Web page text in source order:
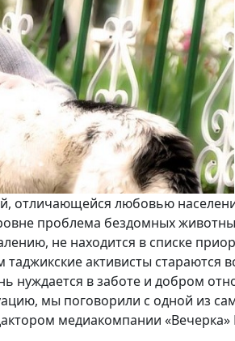
отличающейся любовью
проблема бездомных
не находится в списке
активисты стараются
нуждается в заботе и добром
мы поговорили с одной из
медиакомпании «Вечерка»